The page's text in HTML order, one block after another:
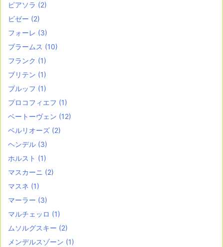
ピアソラ (2)
ビゼー (2)
フォーレ (3)
ブラームス (10)
フランク (1)
ブリテン (1)
ブルッフ (1)
プロコフィエフ (1)
ベートーヴェン (12)
ベルリオーズ (2)
ヘンデル (3)
ホルスト (1)
マスカーニ (2)
マスネ (1)
マーラー (3)
マルチェッロ (1)
ムソルグスキー (2)
メンデルスゾーン (1)